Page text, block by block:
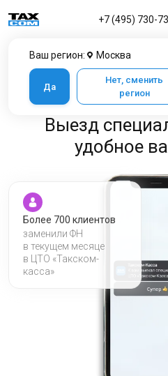
Ваш регион: Москва
Да
Нет, сменить
регион
+7 (495) 730-
Главная
Услуги
Выезд специалиста (по городу
ТАКСКОМ-КАССА —
Выезд
удобное
Более 700 клиентов
заменили ФН
в текущем месяце
в ЦТО «Такском-
касса»